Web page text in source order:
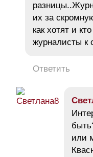
их за
как хотят и
журналисты к
Ответить
или